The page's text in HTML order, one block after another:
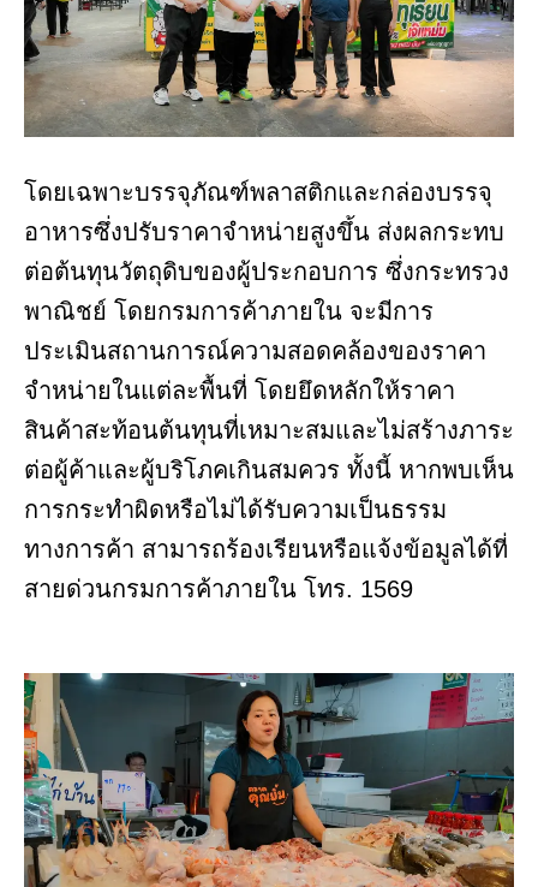
โดยเฉพาะบรรจุภัณฑ์พลาสติกและกล่องบรรจุ
อาหารซึ่งปรับราคาจำหน่ายสูงขึ้น ส่งผลกระทบ
ต่อต้นทุนวัตถุดิบของผู้ประกอบการ ซึ่งกระทรวง
พาณิชย์ โดยกรมการค้าภายใน จะมีการ
ประเมินสถานการณ์ความสอดคล้องของราคา
จำหน่ายในแต่ละพื้นที่ โดยยึดหลักให้ราคา
สินค้าสะท้อนต้นทุนที่เหมาะสมและไม่สร้างภาระ
ต่อผู้ค้าและผู้บริโภคเกินสมควร ทั้งนี้ หากพบเห็น
การกระทำผิดหรือไม่ได้รับความเป็นธรรม
ทางการค้า สามารถร้องเรียนหรือแจ้งข้อมูลได้ที่
สายด่วนกรมการค้าภายใน โทร. 1569